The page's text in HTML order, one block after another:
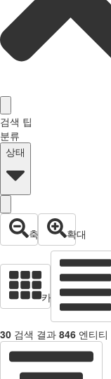
검색 팁
분류
상태
축소 확대
카드 뷰
30 검색 결과 846 엔티티